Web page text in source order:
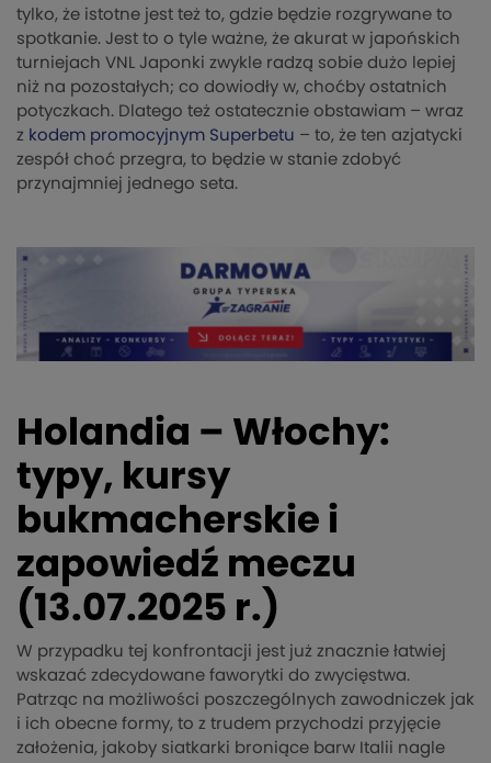
tylko, że istotne jest też to, gdzie będzie rozgrywane to
spotkanie. Jest to o tyle ważne, że akurat w japońskich
turniejach VNL Japonki zwykle radzą sobie dużo lepiej
niż na pozostałych; co dowiodły w, choćby ostatnich
potyczkach. Dlatego też ostatecznie obstawiam – wraz
z kodem promocyjnym Superbetu – to, że ten azjatycki
zespół choć przegra, to będzie w stanie zdobyć
przynajmniej jednego seta.
Holandia – Włochy:
typy, kursy
bukmacherskie i
zapowiedź meczu
(13.07.2025 r.)
W przypadku tej konfrontacji jest już znacznie łatwiej
wskazać zdecydowane faworytki do zwycięstwa.
Patrząc na możliwości poszczególnych zawodniczek jak
i ich obecne formy, to z trudem przychodzi przyjęcie
założenia, jakoby siatkarki broniące barw Italii nagle